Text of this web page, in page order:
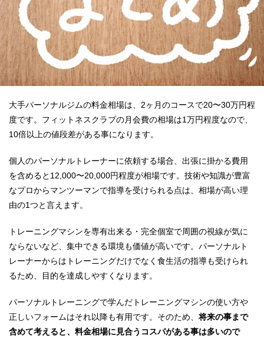
大手パーソナルジムの料金相場は、2ヶ月のコースで20〜30万円程
度です。フィットネスクラブの月会費の相場は1万円程度なので、
10倍以上の値段差がある事になります。
個人のパーソナルトレーナーに依頼する場合、出張に掛かる費用
を含めると12,000〜20,000円程度が相場です。技術や知識が豊富
なプロからマンツーマンで指導を受けられる点は、相場が高い理
由の1つと言えます。
トレーニングマシンを専有出来る・完全個室で周囲の視線が気に
ならないなど、集中できる環境も価値が高いです。パーソナルト
レーナーからはトレーニングだけでなく食生活の指導も受けられ
るため、目的を達成しやすくなります。
パーソナルトレーニングで学んだトレーニングマシンの使い方や
正しいフォームはそれ以降も有用です。そのため、将来の事まで
含めて考えると、料金相場に見合うコスパがある事は多いので